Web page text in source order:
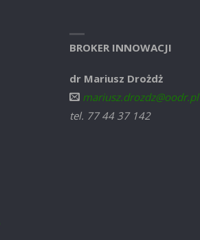
BROKER INNOWACJI
dr Mariusz Drożdż
mariusz.drozdz@oodr.pl
tel. 77 44 37 142